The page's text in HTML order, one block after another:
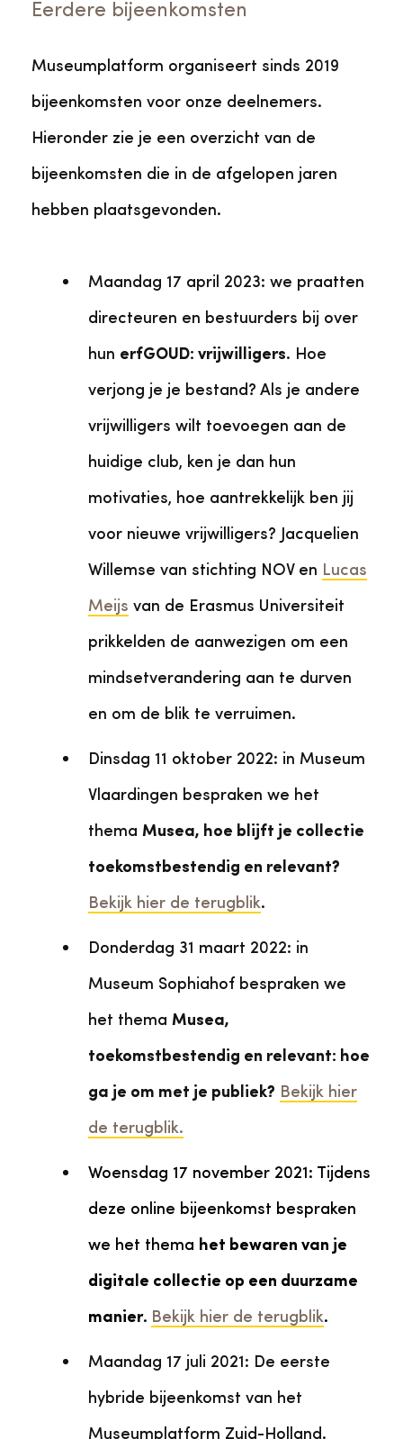
Eerdere bijeenkomsten
Museumplatform organiseert sinds 2019
bijeenkomsten voor onze deelnemers.
Hieronder zie je een overzicht van de
bijeenkomsten die in de afgelopen jaren
hebben plaatsgevonden.
Maandag 17 april 2023: we praatten
directeuren en bestuurders bij over
hun erfGOUD: vrijwilligers. Hoe
verjong je je bestand? Als je andere
vrijwilligers wilt toevoegen aan de
huidige club, ken je dan hun
motivaties, hoe aantrekkelijk ben jij
voor nieuwe vrijwilligers? Jacquelien
Willemse van stichting NOV en Lucas
Meijs van de Erasmus Universiteit
prikkelden de aanwezigen om een
mindsetverandering aan te durven
en om de blik te verruimen.
Dinsdag 11 oktober 2022: in Museum
Vlaardingen bespraken we het
thema Musea, hoe blijft je collectie
toekomstbestendig en relevant?
Bekijk hier de terugblik.
Donderdag 31 maart 2022: in
Museum Sophiahof bespraken we
het thema Musea,
toekomstbestendig en relevant: hoe
ga je om met je publiek? Bekijk hier
de terugblik.
Woensdag 17 november 2021: Tijdens
deze online bijeenkomst bespraken
we het thema het bewaren van je
digitale collectie op een duurzame
manier. Bekijk hier de terugblik.
Maandag 17 juli 2021: De eerste
hybride bijeenkomst van het
Museumplatform Zuid-Holland.